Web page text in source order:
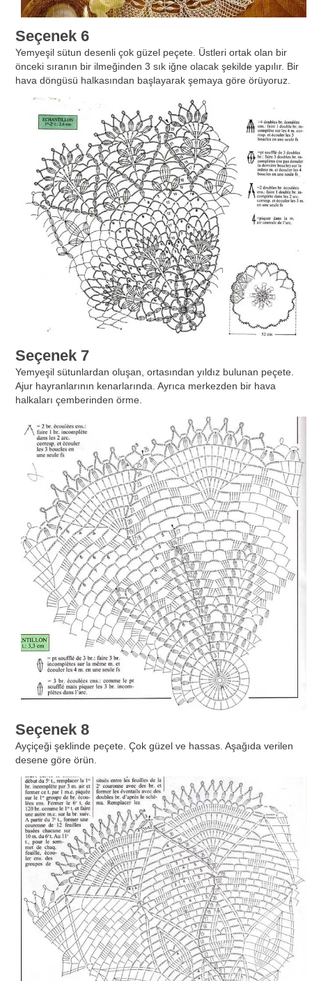
Seçenek 6
Yemyeşil sütun desenli çok güzel peçete. Üstleri ortak olan bir
önceki sıranın bir ilmeğinden 3 sık iğne olacak şekilde yapılır. Bir
hava döngüsü halkasından başlayarak şemaya göre örüyoruz.
Seçenek 7
Yemyeşil sütunlardan oluşan, ortasından yıldız bulunan peçete.
Ajur hayranlarının kenarlarında. Ayrıca merkezden bir hava
halkaları çemberinden örme.
Seçenek 8
Ayçiçeği şeklinde peçete. Çok güzel ve hassas. Aşağıda verilen
desene göre örün.